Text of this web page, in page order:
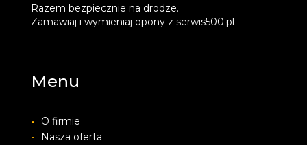
Razem bezpiecznie na drodze.
Zamawiaj i wymieniaj opony z serwis500.pl
Menu
-
O firmie
-
Nasza oferta